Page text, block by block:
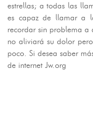
estrellas; a todas las
es capaz de llamar a
recordar sin problema a
no aliviará su dolor
poco. Si desea saber
de internet Jw.org